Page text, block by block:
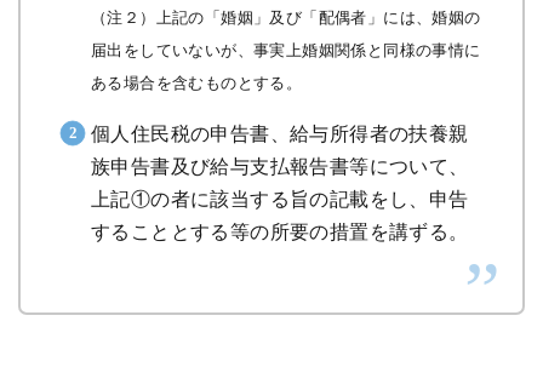
（注２）上記の「婚姻」及び「配偶者」には、婚姻の
届出をしていないが、事実上婚姻関係と同様の事情に
ある場合を含むものとする。
個人住民税の申告書、給与所得者の扶養親
族申告書及び給与支払報告書等について、
上記①の者に該当する旨の記載をし、申告
することとする等の所要の措置を講ずる。